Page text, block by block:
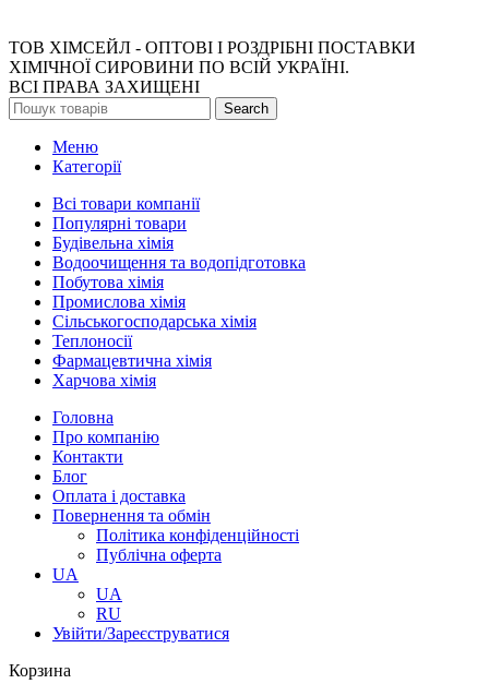
ТОВ ХІМСЕЙЛ - ОПТОВІ І РОЗДРІБНІ ПОСТАВКИ
ХІМІЧНОЇ СИРОВИНИ ПО ВСІЙ УКРАЇНІ.
ВСІ ПРАВА ЗАХИЩЕНІ
Search
Меню
Категорії
Всі товари компанії
Популярні товари
Будівельна хімія
Водоочищення та водопідготовка
Побутова хімія
Промислова хімія
Сільськогосподарська хімія
Теплоносії
Фармацевтична хімія
Харчова хімія
Головна
Про компанію
Контакти
Блог
Оплата і доставка
Повернення та обмін
Політика конфіденційності
Публічна оферта
UA
UA
RU
Увійти/Зареєструватися
Корзина